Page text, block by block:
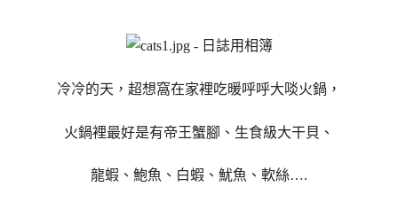
冷冷的天，超想窩在家裡吃暖呼呼大啖火鍋，
火鍋裡最好是有帝王蟹腳、生食級大干貝、
龍蝦、鮑魚、白蝦、魷魚、軟絲….